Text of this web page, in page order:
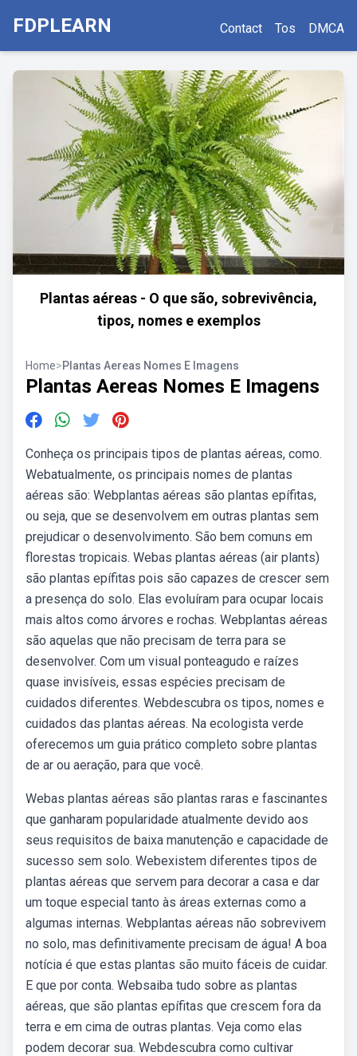
FDPLEARN Contact Tos DMCA
Plantas aéreas - O que são, sobrevivência,
tipos, nomes e exemplos
Home>Plantas Aereas Nomes E Imagens
Plantas Aereas Nomes E Imagens
Conheça os principais tipos de plantas aéreas, como.
Webatualmente, os principais nomes de plantas
aéreas são: Webplantas aéreas são plantas epífitas,
ou seja, que se desenvolvem em outras plantas sem
prejudicar o desenvolvimento. São bem comuns em
florestas tropicais. Webas plantas aéreas (air plants)
são plantas epífitas pois são capazes de crescer sem
a presença do solo. Elas evoluíram para ocupar locais
mais altos como árvores e rochas. Webplantas aéreas
são aquelas que não precisam de terra para se
desenvolver. Com um visual ponteagudo e raízes
quase invisíveis, essas espécies precisam de
cuidados diferentes. Webdescubra os tipos, nomes e
cuidados das plantas aéreas. Na ecologista verde
oferecemos um guia prático completo sobre plantas
de ar ou aeração, para que você.
Webas plantas aéreas são plantas raras e fascinantes
que ganharam popularidade atualmente devido aos
seus requisitos de baixa manutenção e capacidade de
sucesso sem solo. Webexistem diferentes tipos de
plantas aéreas que servem para decorar a casa e dar
um toque especial tanto às áreas externas como a
algumas internas. Webplantas aéreas não sobrevivem
no solo, mas definitivamente precisam de água! A boa
notícia é que estas plantas são muito fáceis de cuidar.
E que por conta. Websaiba tudo sobre as plantas
aéreas, que são plantas epífitas que crescem fora da
terra e em cima de outras plantas. Veja como elas
podem decorar sua. Webdescubra como cultivar